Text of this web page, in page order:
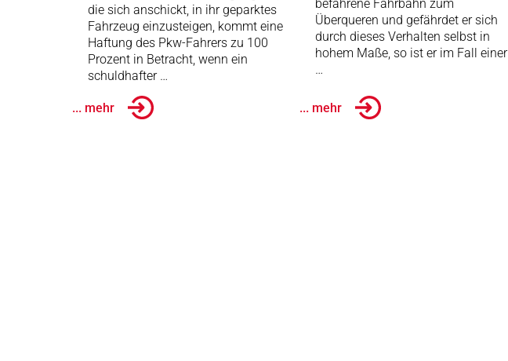
die sich anschickt, in ihr geparktes
Fahrzeug einzusteigen, kommt eine
Haftung des Pkw-Fahrers zu 100
Prozent in Betracht, wenn ein
schuldhafter …
... mehr
befahrene Fahrbahn zum
Überqueren und gefährdet er sich
durch dieses Verhalten selbst in
hohem Maße, so ist er im Fall einer
…
... mehr